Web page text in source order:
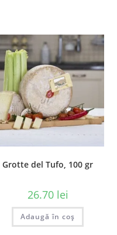
Grotte del Tufo, 100 gr
26.70 lei
Adaugă în coș